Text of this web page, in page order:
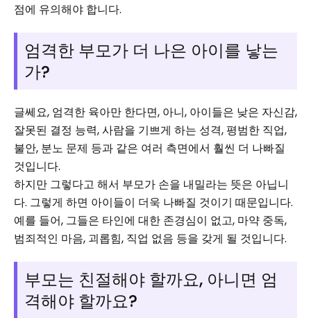
점에 유의해야 합니다.
엄격한 부모가 더 나은 아이를 낳는
가?
글쎄요, 엄격한 육아만 한다면, 아니, 아이들은 낮은 자신감,
잘못된 결정 능력, 사람을 기쁘게 하는 성격, 평범한 직업,
불안, 분노 문제 등과 같은 여러 측면에서 훨씬 더 나빠질
것입니다.
하지만 그렇다고 해서 부모가 손을 내밀라는 뜻은 아닙니
다. 그렇게 하면 아이들이 더욱 나빠질 것이기 때문입니다.
예를 들어, 그들은 타인에 대한 존경심이 없고, 마약 중독,
범죄적인 마음, 괴롭힘, 직업 없음 등을 갖게 될 것입니다.
부모는 친절해야 할까요, 아니면 엄
격해야 할까요?